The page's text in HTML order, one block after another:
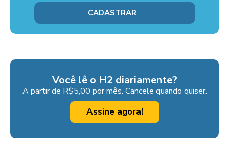
Você lê o H2 diariamente?
A partir de R$5,00 por mês. Cancele quando quiser.
Assine agora!